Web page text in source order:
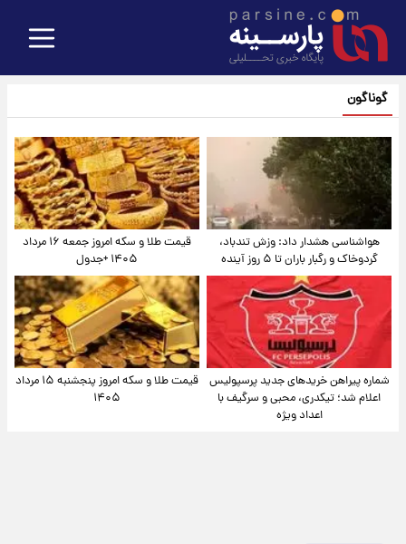
گوناگون
هواشناسی هشدار داد: وزش تندباد،
گردوخاک و رگبار باران تا ۵ روز آینده
قیمت طلا و سکه امروز جمعه ۱۶ مرداد
۱۴۰۵ +جدول
شماره پیراهن خریدهای جدید پرسپولیس
اعلام شد؛ تیکدری، محبی و سرگیف با
اعداد ویژه
قیمت طلا و سکه امروز پنجشنبه ۱۵ مرداد
۱۴۰۵